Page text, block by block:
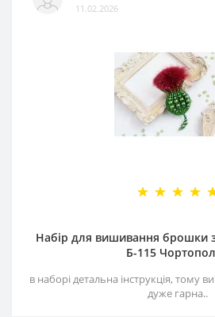
11.02.2026
Набір для вишивання брошки з
Б-115
в наборі детальна інструкція, тому
дуже гарна..